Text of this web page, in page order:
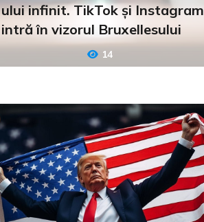
ului infinit. TikTok și Instagram
intră în vizorul Bruxellesului
14